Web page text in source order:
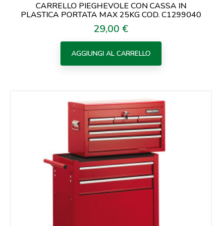
CARRELLO PIEGHEVOLE CON CASSA IN
PLASTICA PORTATA MAX 25KG COD. C1299040
Prezzo
29,00 €
AGGIUNGI AL CARRELLO